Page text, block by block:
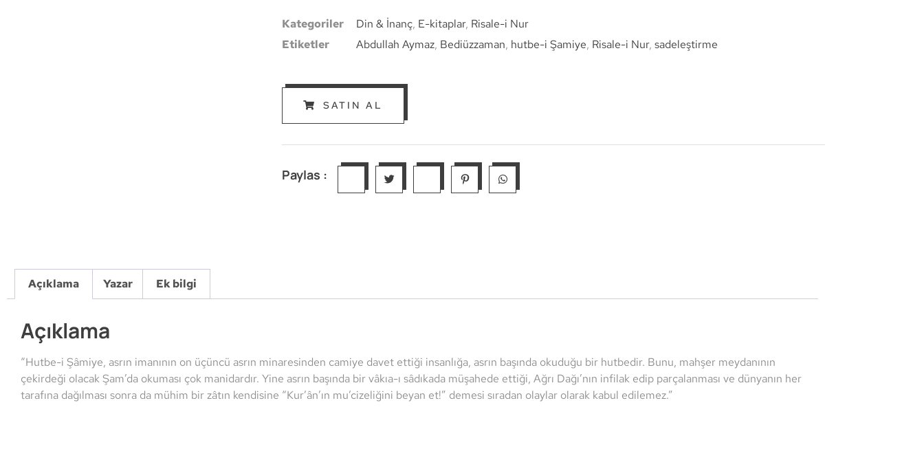
Kategoriler Din & İnanç, E-kitaplar, Risale-i Nur
Etiketler
Abdullah Aymaz, Bediüzzaman, hutbe-i Şamiye, Risale-i Nur, sadeleştirme
SATIN AL
Paylas :
Açıklama Yazar Ek bilgi
Açıklama
“Hutbe-i Şâmiye, asrın imanının on üçüncü asrın minaresinden camiye davet ettiği insanlığa, asrın başında okuduğu bir hutbedir. Bunu, mahşer meydanının
çekirdeği olacak Şam’da okuması çok manidardır. Yine asrın başında bir vâkıa-ı sâdıkada müşahede ettiği, Ağrı Dağı’nın infilak edip parçalanması ve dünyanın her
tarafına dağılması sonra da mühim bir zâtın kendisine “Kur’ân’ın mu’cizeliğini beyan et!” demesi sıradan olaylar olarak kabul edilemez.”